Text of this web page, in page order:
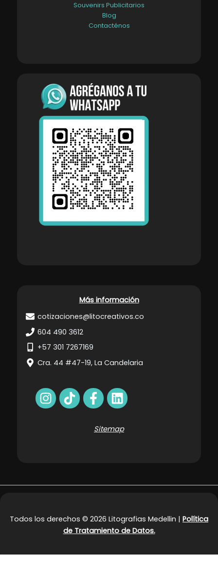
Souvenirs Publicitarios
Blog
Contacténos
Más información
cotizaciones@litocreativos.co
604 490 3612
+57 301 7267169
Cra. 44 #47-19, La Candelaria
Sitemap
Todos los derechos © 2026 Litografias Medellin | Política
de Tratamiento de Datos.